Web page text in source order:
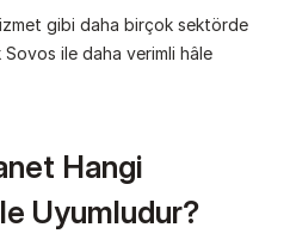
gibi daha birçok sektörde
ile daha verimli hâle
Hangi
Uyumludur?